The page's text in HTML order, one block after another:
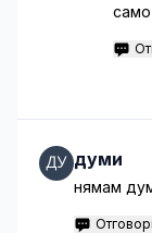
само
думи
нямам